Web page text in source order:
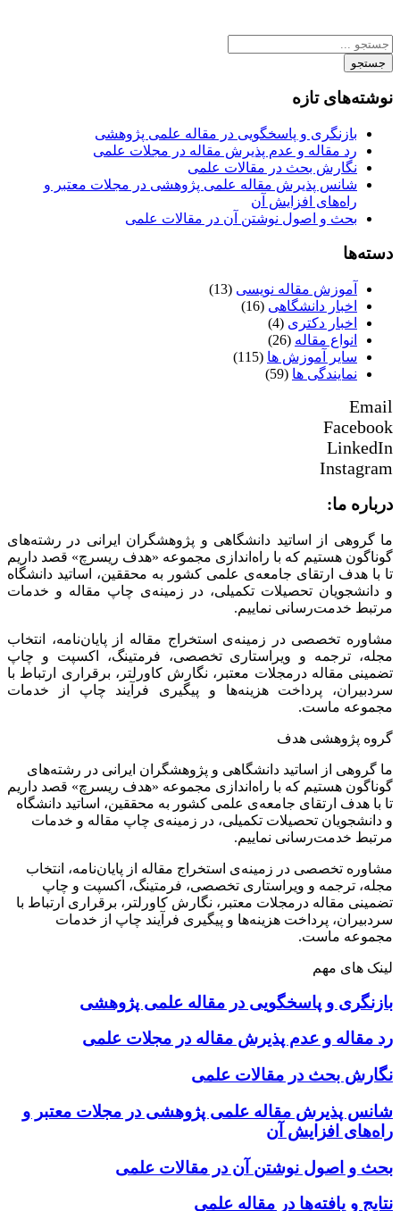
جستجو
نوشته‌های تازه
بازنگری و پاسخگویی در مقاله علمی پژوهشی
رد مقاله و عدم پذیرش مقاله در مجلات علمی
نگارش بحث در مقالات علمی
شانس پذیرش مقاله علمی پژوهشی در مجلات معتبر و
راه‌های افزایش آن
بحث و اصول نوشتن آن در مقالات علمی
دسته‌ها
آموزش مقاله نویسی (13)
اخبار دانشگاهی (16)
اخبار دکتری (4)
انواع مقاله (26)
سایر آموزش ها (115)
نمایندگی ها (59)
Email
Facebook
LinkedIn
Instagram
درباره ما:
ما گروهی از اساتید دانشگاهی و پژوهشگران ایرانی در رشته‌های
گوناگون هستیم که با راه‌اندازی مجموعه «هدف ریسرچ» قصد داریم
تا با هدف ارتقای جامعه‌ی علمی کشور به محققین، اساتید دانشگاه
و دانشجویان تحصیلات تکمیلی، در زمینه‌ی چاپ مقاله و خدمات
مرتبط خدمت‌رسانی نماییم.
مشاوره تخصصی در زمینه‌ی استخراج مقاله از پایان‌نامه، انتخاب
مجله، ترجمه و ویراستاری تخصصی، فرمتینگ، اکسپت و چاپ
تضمینی مقاله درمجلات معتبر، نگارش کاورلتر، برقراری ارتباط با
سردبیران، پرداخت هزینه‌ها و پیگیری فرآیند چاپ از خدمات
مجموعه ماست.
گروه پژوهشی هدف
ما گروهی از اساتید دانشگاهی و پژوهشگران ایرانی در رشته‌های
گوناگون هستیم که با راه‌اندازی مجموعه «هدف ریسرچ» قصد داریم
تا با هدف ارتقای جامعه‌ی علمی کشور به محققین، اساتید دانشگاه
و دانشجویان تحصیلات تکمیلی، در زمینه‌ی چاپ مقاله و خدمات
مرتبط خدمت‌رسانی نماییم.
مشاوره تخصصی در زمینه‌ی استخراج مقاله از پایان‌نامه، انتخاب
مجله، ترجمه و ویراستاری تخصصی، فرمتینگ، اکسپت و چاپ
تضمینی مقاله درمجلات معتبر، نگارش کاورلتر، برقراری ارتباط با
سردبیران، پرداخت هزینه‌ها و پیگیری فرآیند چاپ از خدمات
مجموعه ماست.
لینک های مهم
بازنگری و پاسخگویی در مقاله علمی پژوهشی
رد مقاله و عدم پذیرش مقاله در مجلات علمی
نگارش بحث در مقالات علمی
شانس پذیرش مقاله علمی پژوهشی در مجلات معتبر و
راه‌های افزایش آن
بحث و اصول نوشتن آن در مقالات علمی
نتایج و یافته‌ها در مقاله علمی